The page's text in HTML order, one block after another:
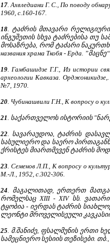
17 . Ахвледиани Г. С., По поводу
1960, с.160-167.
18 . ტაძრის მთავარი
ინგუშეთის სხვა ტაძრებისა
მოსაზრება, რომ ტაძარი
названия храма Ткобя - Ерда.
19 . Гамбашидзе Г.Г., Из истории
археологии Кавказа.
№7, 1970.
20 . Чубинашвили Г.Н., К вопросу о
21 . საქართველოს ისტორიის
22 . სავარაუდოა, ტაძრის
სასულიერო და საერო
ქრისტეს მიართმევენ ტაძრის
23 . Семенов Л.П., К вопросу о
М.-Л., 1952, с.302-306.
24 . მაგალითად, ერთერთ
რომელსაც XIII - XIV სს.
ტყობია - იერდას ტაძრის
ლეონტი მროველისეული
25 . მ.შანიძე, ფსალმუნის ერთი
სამეცნიერო სესიის თეზისები. თბ.,